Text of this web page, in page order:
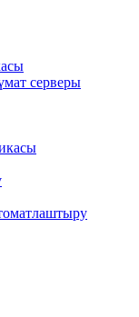
серверы